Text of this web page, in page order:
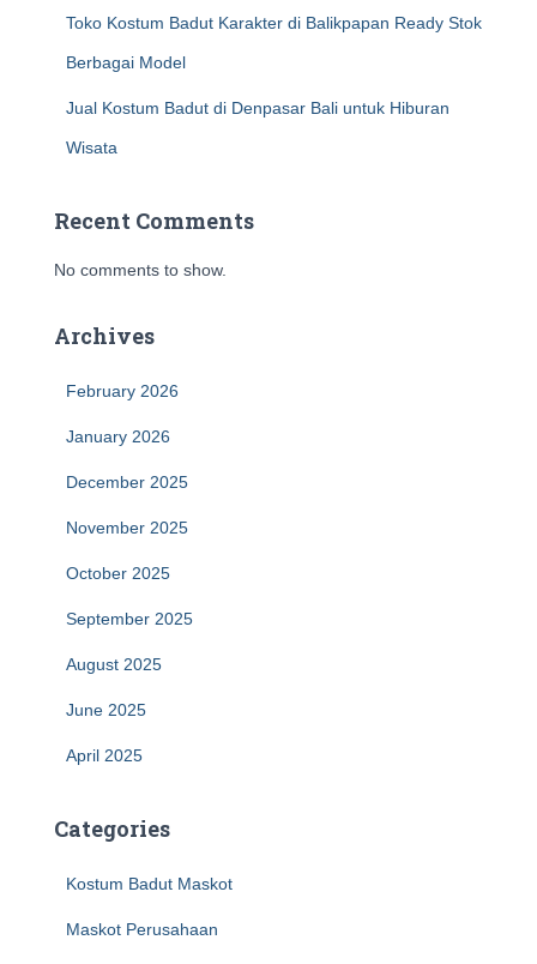
Toko Kostum Badut Karakter di Balikpapan Ready Stok
Berbagai Model
Jual Kostum Badut di Denpasar Bali untuk Hiburan
Wisata
Recent Comments
No comments to show.
Archives
February 2026
January 2026
December 2025
November 2025
October 2025
September 2025
August 2025
June 2025
April 2025
Categories
Kostum Badut Maskot
Maskot Perusahaan